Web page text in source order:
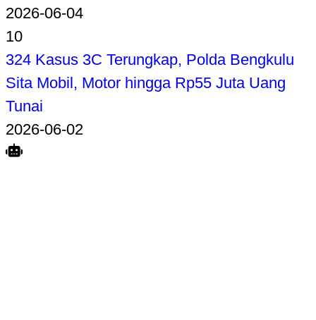
2026-06-04
10
324 Kasus 3C Terungkap, Polda Bengkulu
Sita Mobil, Motor hingga Rp55 Juta Uang
Tunai
2026-06-02